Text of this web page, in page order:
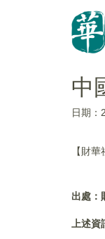
中
日期：
【財
出處：
上述